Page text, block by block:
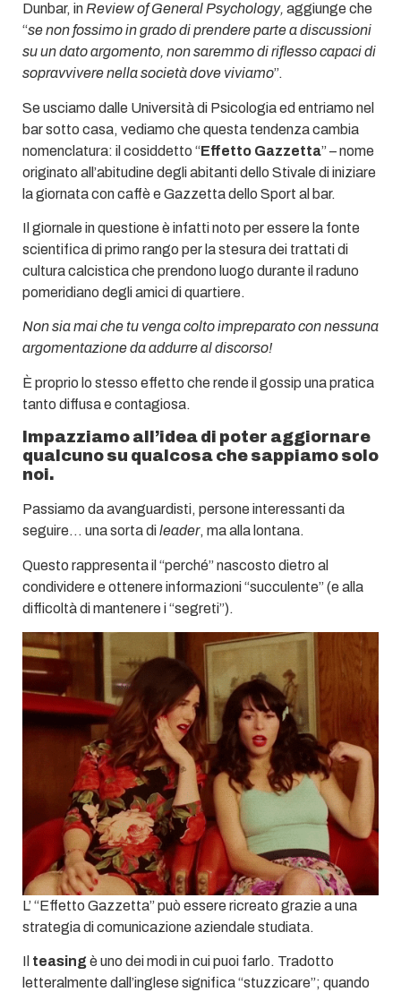
Dunbar, in Review of General Psychology, aggiunge che
“se non fossimo in grado di prendere parte a discussioni
su un dato argomento, non saremmo di riflesso capaci di
sopravvivere nella società dove viviamo”.
Se usciamo dalle Università di Psicologia ed entriamo nel
bar sotto casa, vediamo che questa tendenza cambia
nomenclatura: il cosiddetto “Effetto Gazzetta” – nome
originato all’abitudine degli abitanti dello Stivale di iniziare
la giornata con caffè e Gazzetta dello Sport al bar.
Il giornale in questione è infatti noto per essere la fonte
scientifica di primo rango per la stesura dei trattati di
cultura calcistica che prendono luogo durante il raduno
pomeridiano degli amici di quartiere.
Non sia mai che tu venga colto impreparato con nessuna
argomentazione da addurre al discorso!
È proprio lo stesso effetto che rende il gossip una pratica
tanto diffusa e contagiosa.
Impazziamo all’idea di poter aggiornare
qualcuno su qualcosa che sappiamo solo
noi.
Passiamo da avanguardisti, persone interessanti da
seguire… una sorta dileader, maalla lontana.
Questo rappresenta il “perché” nascosto dietro al
condividere e ottenere informazioni “succulente” (e alla
difficoltà di mantenere i “segreti”).
L’ “Effetto Gazzetta” può essere ricreato grazie a una
strategia di comunicazione aziendale studiata.
Il teasing è uno dei modi in cui puoi farlo. Tradotto
letteralmente dall’inglese significa “stuzzicare”; quando